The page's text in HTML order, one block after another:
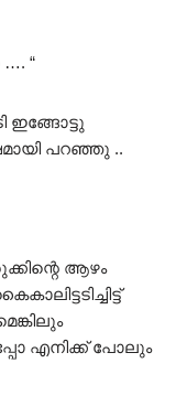
“
ഇങ്ങോട്ടു
പറഞ്ഞു ..
ആഴം
എനിക്ക് പോലും